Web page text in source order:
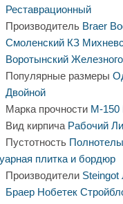
Реставрационный
Производитель Braer
Смоленский КЗ
Воротынский
Популярные размеры
Двойной
Марка прочности М-150
Вид кирпича Рабочий
Пустотность
плитка и бордюр
Производители Steingot
Браер Нобетек